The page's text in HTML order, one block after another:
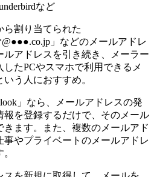
など
ら割り当てられた
」などのメールアドレ
ルアドレスを引き続き、メーラー
たPCやスマホで利用できるメ
う人におすすめ。
」なら、メールアドレスの発
を登録するだけで、そのメール
ます。また、複数のメールアド
事やプライベートのメールアドレ